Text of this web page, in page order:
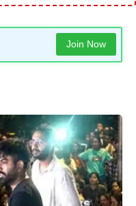
Join Now